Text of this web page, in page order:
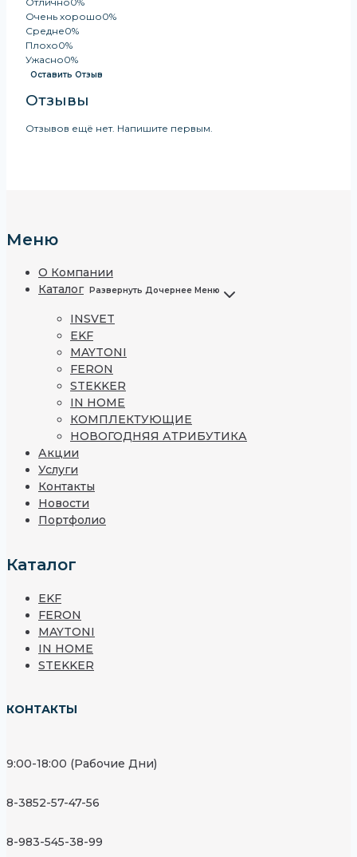
Очень хорошо0%
Средне0%
Плохо0%
Ужасно0%
Оставить Отзыв
Отзывы
Отзывов ещё нет. Напишите первым.
Меню
О Компании
Каталог
Развернуть Дочернее Меню
INSVET
EKF
MAYTONI
FERON
STEKKER
IN HOME
КОМПЛЕКТУЮЩИЕ
НОВОГОДНЯЯ АТРИБУТИКА
Акции
Услуги
Контакты
Новости
Портфолио
Каталог
EKF
FERON
MAYTONI
IN HOME
STEKKER
КОНТАКТЫ
9:00-18:00 (Рабочие Дни)
8-3852-57-47-56
8-983-545-38-99